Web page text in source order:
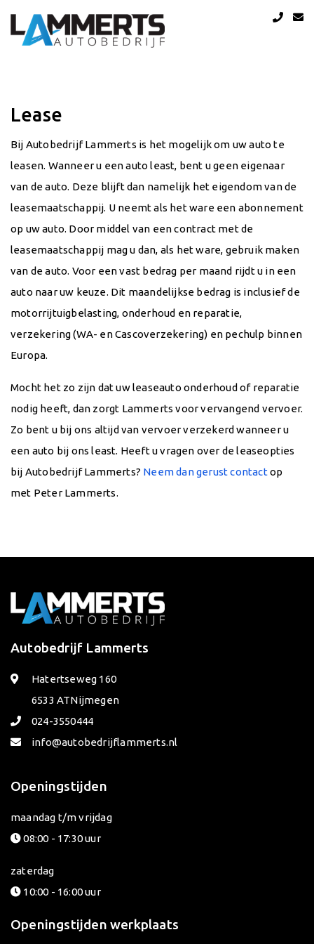
Lease
Bij Autobedrijf Lammerts is het mogelijk om uw auto te
leasen. Wanneer u een auto least, bent u geen eigenaar
van de auto. Deze blijft dan namelijk het eigendom van de
leasemaatschappij. U neemt als het ware een abonnement
op uw auto. Door middel van een contract met de
leasemaatschappij mag u dan, als het ware, gebruik maken
van de auto. Voor een vast bedrag per maand rijdt u in een
auto naar uw keuze. Dit maandelijkse bedrag is inclusief de
motorrijtuigbelasting, onderhoud en reparatie,
verzekering (WA- en Cascoverzekering) en pechulp binnen
Europa.
Mocht het zo zijn dat uw leaseauto onderhoud of reparatie
nodig heeft, dan zorgt Lammerts voor vervangend vervoer.
Zo bent u bij ons altijd van vervoer verzekerd wanneer u
een auto bij ons least. Heeft u vragen over de leaseopties
bij Autobedrijf Lammerts? Neem dan gerust contactop
met Peter Lammerts.
Autobedrijf Lammerts
Hatertseweg 160
6533 ATNijmegen
024-3550444
info@autobedrijflammerts.nl
Openingstijden
maandag t/m vrijdag
08:00 - 17:30 uur
zaterdag
10:00 - 16:00 uur
Openingstijden werkplaats